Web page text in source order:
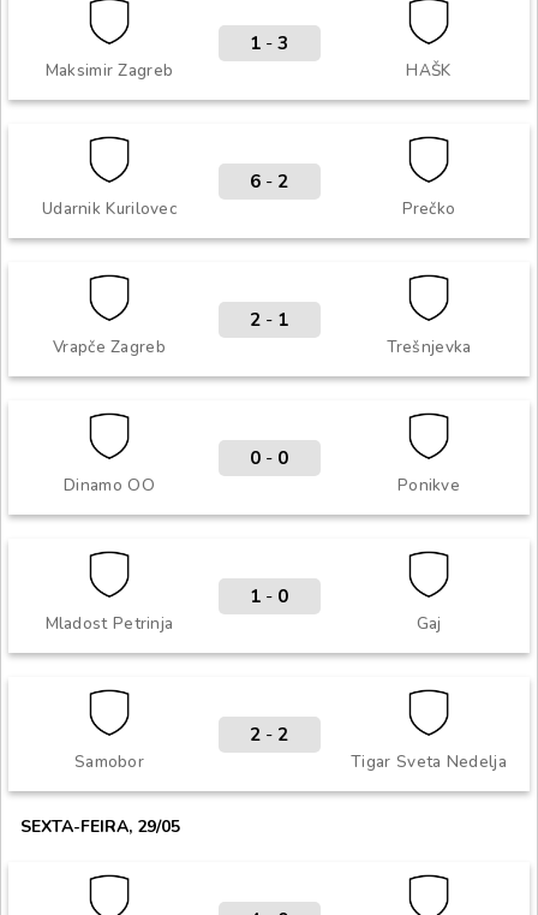
Maksimir Zagreb HAŠK
1 - 3
Udarnik Kurilovec Prečko
6 - 2
Vrapče Zagreb Trešnjevka
2 - 1
Dinamo OO Ponikve
0 - 0
Mladost Petrinja Gaj
1 - 0
Samobor Tigar Sveta Nedelja
2 - 2
SEXTA-FEIRA, 29/05